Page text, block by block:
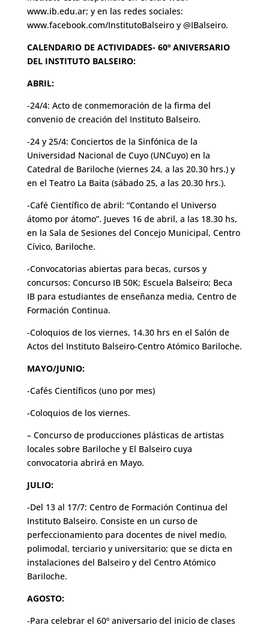
www.ib.edu.ar; y en las redes sociales:
www.facebook.com/InstitutoBalseiro y @IBalseiro.
CALENDARIO DE ACTIVIDADES- 60º ANIVERSARIO
DEL INSTITUTO BALSEIRO:
ABRIL:
-24/4: Acto de conmemoración de la firma del
convenio de creación del Instituto Balseiro.
-24 y 25/4: Conciertos de la Sinfónica de la
Universidad Nacional de Cuyo (UNCuyo) en la
Catedral de Bariloche (viernes 24, a las 20.30 hrs.) y
en el Teatro La Baita (sábado 25, a las 20.30 hrs.).
-Café Científico de abril: “Contando el Universo
átomo por átomo”. Jueves 16 de abril, a las 18.30 hs,
en la Sala de Sesiones del Concejo Municipal, Centro
Cívico, Bariloche.
-Convocatorias abiertas para becas, cursos y
concursos: Concurso IB 50K; Escuela Balseiro; Beca
IB para estudiantes de enseñanza media, Centro de
Formación Continua.
-Coloquios de los viernes, 14.30 hrs en el Salón de
Actos del Instituto Balseiro-Centro Atómico Bariloche.
MAYO/JUNIO:
-Cafés Científicos (uno por mes)
-Coloquios de los viernes.
– Concurso de producciones plásticas de artistas
locales sobre Bariloche y El Balseiro cuya
convocatoria abrirá en Mayo.
JULIO:
-Del 13 al 17/7: Centro de Formación Continua del
Instituto Balseiro. Consiste en un curso de
perfeccionamiento para docentes de nivel medio,
polimodal, terciario y universitario; que se dicta en
instalaciones del Balseiro y del Centro Atómico
Bariloche.
AGOSTO:
-Para celebrar el 60º aniversario del inicio de clases